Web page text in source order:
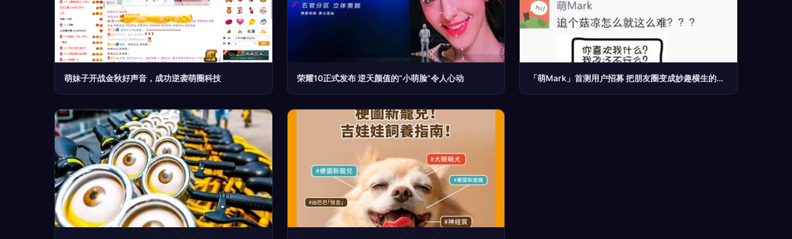
萌妹子开战金秋好声音，成功逆袭萌圈科技 荣耀10正式发布 逆天颜值的“小萌脸”令人心动 「萌Mark」首测用户招募 把朋友圈变成妙趣横生的科技画廊